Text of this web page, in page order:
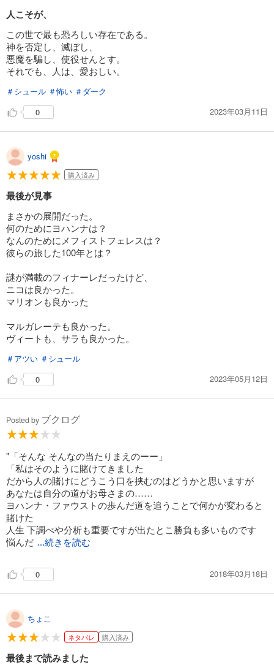
人こそが、
この世で最も恐ろしい存在である。
神を否定し、滅ぼし、
悪魔を騙し、使役せんとす。
それでも、人は、愛おしい。
＃シュール ＃怖い ＃ダーク
0
2023年03月11日
yoshi
購入済み
最後が見事
まさかの展開だった。
何のためにヨハンナは？
なんのためにメフィストフェレスは？
彼らの旅した100年とは？
謎が満載のフィナーレだったけど、
ニコは良かった。
マリオンも良かった
マルガレーテも良かった。
ヴィートも、サラも良かった。
＃アツい ＃シュール
0
2023年05月12日
Posted by ブクログ
"「そんな そんなの当たりまえのーー」
「私はそのように賭けてきました
だから人の賭けにどうこう口を挟むのはどうかと思いますが
あなたは自分の道がお母さまの……
ヨハンナ・ファウストの歩んだ道を追うことで何かが変わると
賭けた
人生 下調べや分析も重要ですが出たとこ勝負も多いものです
悩んだ ...続きを読む
0 2018年03月18日
ちょこ
ネタバレ 購入済み
最後まで読みました